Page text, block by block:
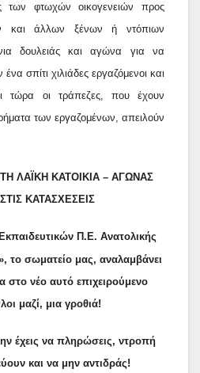
των φτωχών οικογενειών προς
και άλλων ξένων ή ντόπιων
δουλειάς και αγώνα για να
σπίτι χιλιάδες εργαζόμενοι και
τώρα οι τράπεζες, που έχουν
των εργαζομένων, απειλούν
ΛΑΪΚΗ ΚΑΤΟΙΚΙΑ – ΑΓΩΝΑΣ
ΚΑΤΑΣΧΕΣΕΙΣ
Π.Ε. Ανατολικής
το σωματείο μας, αναλαμβάνει
στο νέο αυτό επιχειρούμενο
μαζί, μια γροθιά!
έχεις να πληρώσεις, ντροπή
και να μην αντιδράς!